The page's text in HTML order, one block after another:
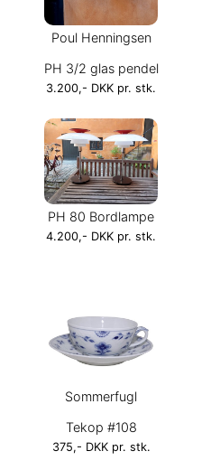
Poul Henningsen
PH 3/2 glas pendel
3.200,- DKK pr. stk.
PH 80 Bordlampe
4.200,- DKK pr. stk.
Sommerfugl
Tekop #108
375,- DKK pr. stk.